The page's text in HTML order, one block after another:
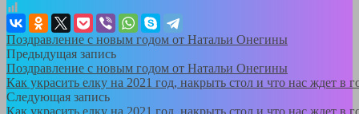
Поздравление с новым годом от Натальи Онегины
Предыдущая запись
Поздравление с новым годом от Натальи Онегины
Как украсить елку на 2021 год, накрыть стол и что нас ждет в
Следующая запись